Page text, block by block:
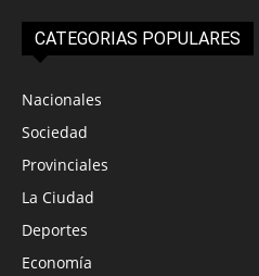
CATEGORIAS POPULARES
Nacionales
Sociedad
Provinciales
La Ciudad
Deportes
Economía